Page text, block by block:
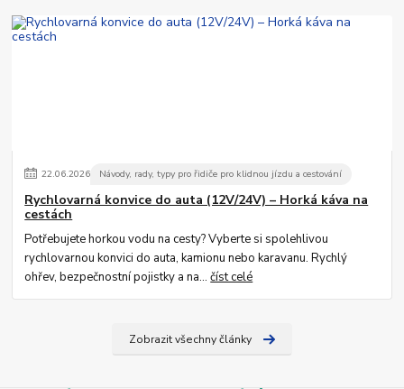
22.06.2026 Návody, rady, typy pro řidiče pro klidnou jízdu a cestování
Rychlovarná konvice do auta (12V/24V) – Horká káva na
cestách
Potřebujete horkou vodu na cesty? Vyberte si spolehlivou
rychlovarnou konvici do auta, kamionu nebo karavanu. Rychlý
ohřev, bezpečnostní pojistky a na...číst celé
Zobrazit všechny články